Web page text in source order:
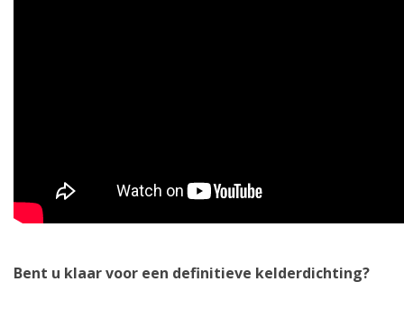
Bent u klaar voor een definitieve kelderdichting?